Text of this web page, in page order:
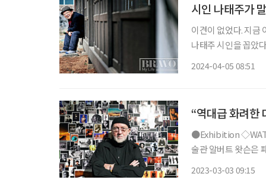
시인 나태주가
이견이 없었다. 지금
나태주 시인을 꼽았
2024-04-05 08:51
“역대급 화려한
●Exhibition ◇WATSON, THE MAESTRO 일정 3월 30일까지 장소 예술의전당 한가람미
술관 알버트 왓슨은 패션 포트레이트 사진계의 거장으로 ‘세계에서 가장 영향력 있는 20인의
2023-03-03 09:15